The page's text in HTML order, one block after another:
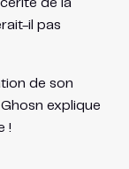
de la
il pas
de son
explique
!